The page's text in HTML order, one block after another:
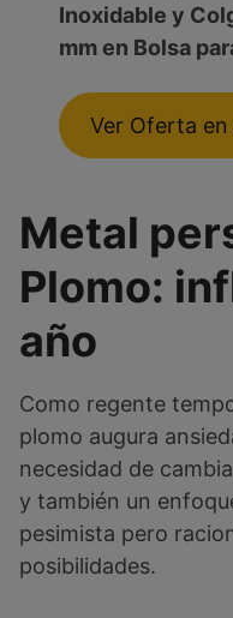
Inoxidable y
mm en Bolsa
Ver Oferta en
Metal
Plomo:
año
Como regente
plomo augura
necesidad de
y también un
pesimista pero
posibilidades.